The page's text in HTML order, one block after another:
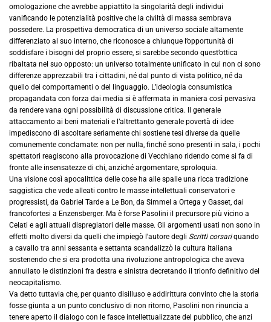
omologazione che avrebbe appiattito la singolarità degli individui
vanificando le potenzialità positive che la civiltà di massa sembrava
possedere. La prospettiva democratica di un universo sociale altamente
differenziato al suo interno, che riconosce a chiunque l’opportunità di
soddisfare i bisogni del proprio essere, si sarebbe secondo quest’ottica
ribaltata nel suo opposto: un universo totalmente unificato in cui non ci sono
differenze apprezzabili tra i cittadini, né dal punto di vista politico, né da
quello dei comportamenti o del linguaggio. L’ideologia consumistica
propagandata con forza dai media si è affermata in maniera così pervasiva
da rendere vana ogni possibilità di discussione critica. Il generale
attaccamento ai beni materiali e l’altrettanto generale povertà di idee
impediscono di ascoltare seriamente chi sostiene tesi diverse da quelle
comunemente conclamate: non per nulla, finché sono presenti in sala, i pochi
spettatori reagiscono alla provocazione di Vecchiano ridendo come si fa di
fronte alle insensatezze di chi, anziché argomentare, sproloquia.
Una visione così apocalittica delle cose ha alle spalle una ricca tradizione
saggistica che vede alleati contro le masse intellettuali conservatori e
progressisti, da Gabriel Tarde a Le Bon, da Simmel a Ortega y Gasset, dai
francofortesi a Enzensberger. Ma è forse Pasolini il precursore più vicino a
Celati e agli attuali dispregiatori delle masse. Gli argomenti usati non sono in
effetti molto diversi da quelli che impiegò l’autore degli Scritti corsariquando
a cavallo tra anni sessanta e settanta scandalizzò la cultura italiana
sostenendo che si era prodotta una rivoluzione antropologica che aveva
annullato le distinzioni fra destra e sinistra decretando il trionfo definitivo del
neocapitalismo.
Va detto tuttavia che, per quanto disilluso e addirittura convinto che la storia
fosse giunta a un punto conclusivo di non ritorno, Pasolini non rinuncia a
tenere aperto il dialogo con le fasce intellettualizzate del pubblico, che anzi